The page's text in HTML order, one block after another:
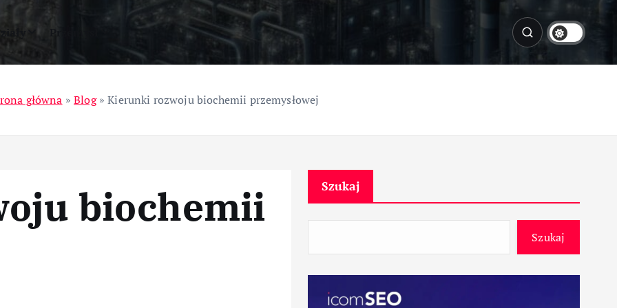
Przemysł
główna »Blog»Kierunki rozwoju biochemii przemysłowej
biochemii
Szukaj
Szukaj